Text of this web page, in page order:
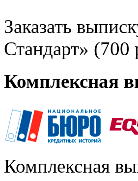
Заказать
Стандарт» (700
Комплексная
Комплексная